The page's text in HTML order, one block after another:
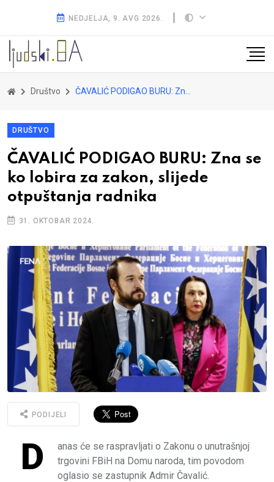
NEDJELJA, 9. AVG 2026.
Društvo ČAVALIĆ PODIGAO BURU: Zna se ko lobira za zakon, slijede otpuštanja radnika
DRUŠTVO
ČAVALIĆ PODIGAO BURU: Zna se
ko lobira za zakon, slijede
otpuštanja radnika
31. OKTOBAR 2024.
PODIJELI
D
anas će se raspravljati o Zakonu o unutrašnjoj
trgovini FBiH na Domu naroda, tim povodom
oglasio se zastupnik Admir Čavalić.